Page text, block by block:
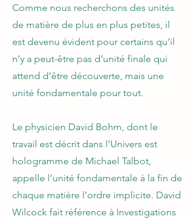
Comme nous recherchons des unités
de matière de plus en plus petites, il
est devenu évident pour certains qu’il
n’y a peut-être pas d’unité finale qui
attend d’être découverte, mais une
unité fondamentale pour tout.
Le physicien David Bohm, dont le
travail est décrit dans l’Univers est
hologramme de Michael Talbot,
appelle l’unité fondamentale à la fin de
chaque matière l’ordre implicite. David
Wilcock fait référence à Investigations